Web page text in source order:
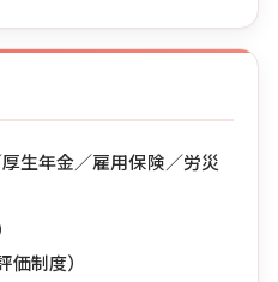
生年金／雇用保険／労災
制度）